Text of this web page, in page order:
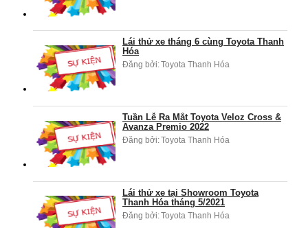
Lái thử xe tháng 6 cùng Toyota Thanh
Hóa
Đăng bởi:Toyota Thanh Hóa
Tuần Lễ Ra Mắt Toyota Veloz Cross &
Avanza Premio 2022
Đăng bởi:Toyota Thanh Hóa
Lái thử xe tại Showroom Toyota
Thanh Hóa tháng 5/2021
Đăng bởi:Toyota Thanh Hóa